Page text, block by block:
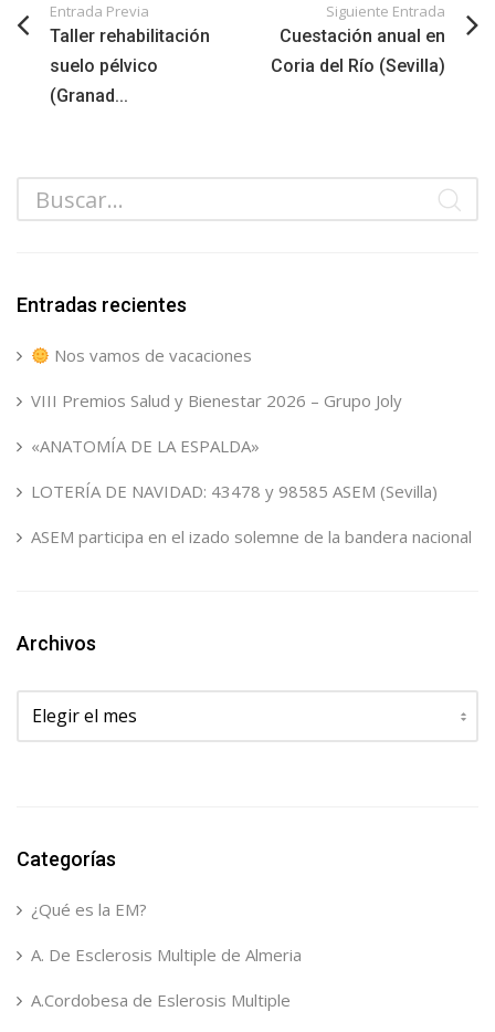
Entrada Previa
Taller rehabilitación
suelo pélvico
(Granad...
Siguiente Entrada
Cuestación anual en
Coria del Río (Sevilla)
Entradas recientes
Nos vamos de vacaciones
VIII Premios Salud y Bienestar 2026 – Grupo Joly
«ANATOMÍA DE LA ESPALDA»
LOTERÍA DE NAVIDAD: 43478 y 98585 ASEM (Sevilla)
ASEM participa en el izado solemne de la bandera nacional
Archivos
Archivos
Categorías
¿Qué es la EM?
A. De Esclerosis Multiple de Almeria
A.Cordobesa de Eslerosis Multiple